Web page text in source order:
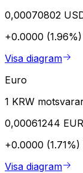
0,00070802
+0.0000 (1.96%)
Visa diagram
Euro
1 KRW
0,00061244 EUR
+0.0000 (1.71%)
Visa diagram